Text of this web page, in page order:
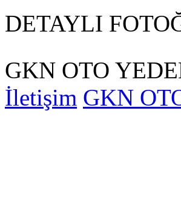
DETAYLI
GKN OTO
İletişim GKN